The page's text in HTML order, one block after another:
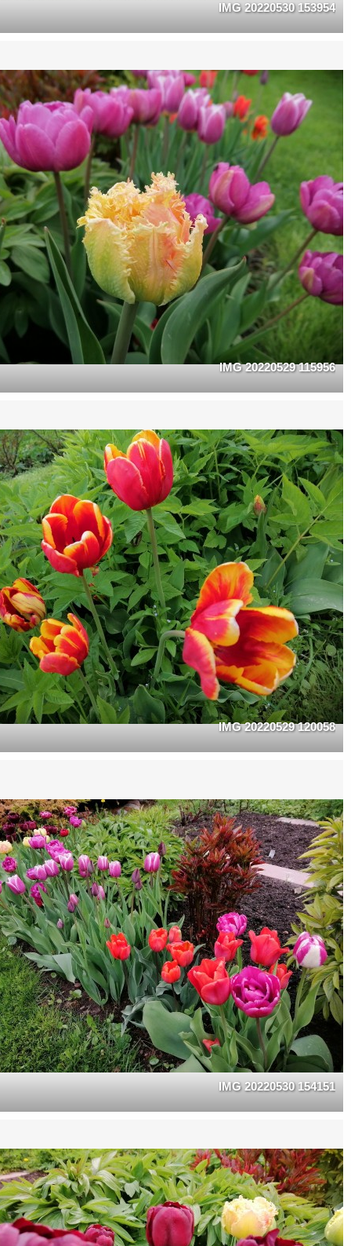
IMG 20220530 153954
IMG 20220529 115956
IMG 20220529 120058
IMG 20220530 154151